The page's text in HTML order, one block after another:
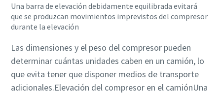
Una barra de elevación debidamente equilibrada evitará
que se produzcan movimientos imprevistos del compresor
durante la elevación
Las dimensiones y el peso del compresor pueden
determinar cuántas unidades caben en un camión, lo
que evita tener que disponer medios de transporte
adicionales.Elevación del compresor en el camiónUna